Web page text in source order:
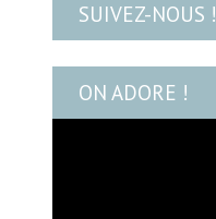
SUIVEZ-NOUS !
ON ADORE !